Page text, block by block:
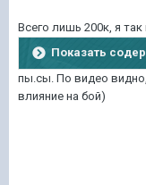
Всего лишь 200к, я так
Показать
пы.сы. По видео видно,
влияние на бой)